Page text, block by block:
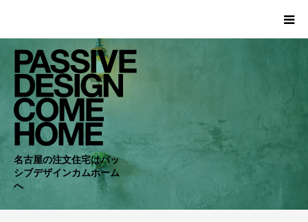
名古屋の注文住宅はパッ
シブデザインカムホーム
へ
HOME
WORKS
COMPANY
CONCEPT